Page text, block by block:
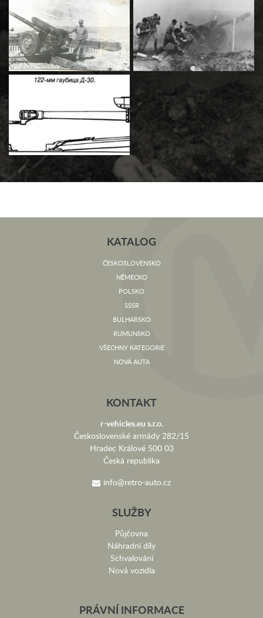
KATALOG
ČESKOSLOVENSKO
NĚMECKO
POLSKO
SSSR
BULHARSKO
RUMUNSKO
VŠECHNY KATEGORIE
NOVÁ AUTA
KONTAKT
r-vehicles.eu s.r.o.
Československé armády 282/15
Hradec Králové 500 03
Česká republika
info@retro-auto.cz
SLUŽBY
Půjčovna
Náhradní díly
Schvalování
Nová vozidla
PRÁVNÍ INFORMACE